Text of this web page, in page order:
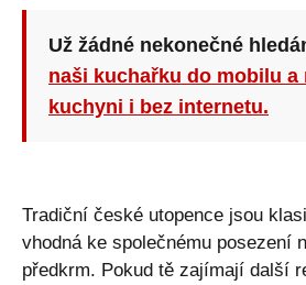
Už žádné nekonečné
naši kuchařku do mobilu a
kuchyni i bez internetu.
Tradiční české utopence jsou
vhodná ke společnému posezení
předkrm. Pokud tě zajímají další